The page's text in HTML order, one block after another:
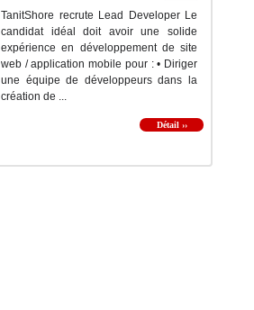
TanitShore recrute Lead Developer Le
candidat idéal doit avoir une solide
expérience en développement de site
web / application mobile pour : • Diriger
une équipe de développeurs dans la
création de ...
Détail ››